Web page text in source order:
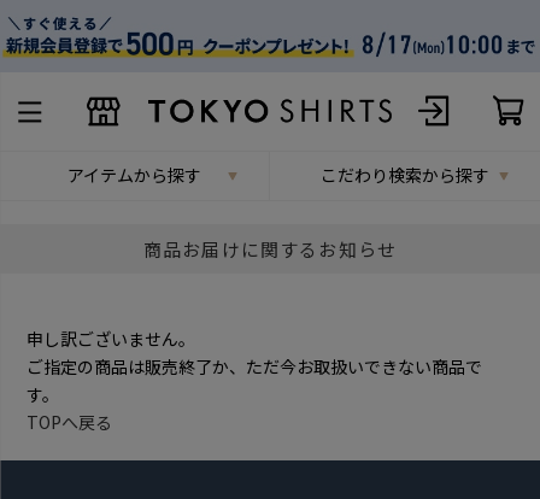
アイテムから探す こだわり検索から探す
商品お届けに関するお知らせ
申し訳ございません。
ご指定の商品は販売終了か、ただ今お取扱いできない商品で
す。
TOPへ戻る